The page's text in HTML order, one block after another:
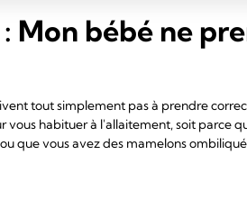
Mon bébé ne
tout simplement pas à prendre
vous habituer à l'allaitement, soit parce
que vous avez des mamelons